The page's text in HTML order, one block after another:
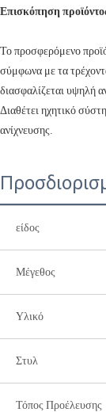
Επισκόπηση
Το προσφερόμενο
σύμφωνα με τα
διασφαλίζεται υψηλή
Διαθέτει ηχητικό
ανίχνευσης.
είδος
Μέγεθος
Υλικό
Στυλ
Τόπος Προέλευσης